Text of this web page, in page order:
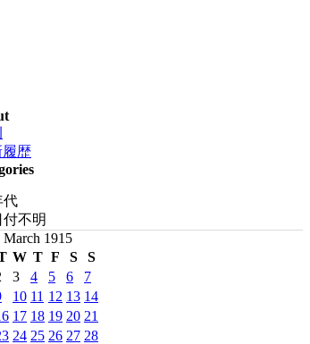
歴
代
付不明
March 1915
W T F S S
3 4 5 6
7
10 11 12 13 14
17 18 19 20 21
24 25 26 27 28